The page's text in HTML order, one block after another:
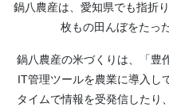
鍋八農産は、愛知県でも指折
枚もの田んぼをたっ
鍋八農産の米づくりは、「豊
IT管理ツールを農業に導入し
タイムで情報を受発信したり